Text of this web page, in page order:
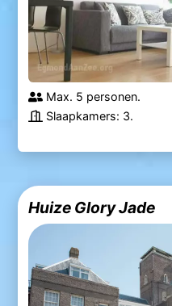
Max. 5 personen.
Slaapkamers: 3.
Huize Glory Jade